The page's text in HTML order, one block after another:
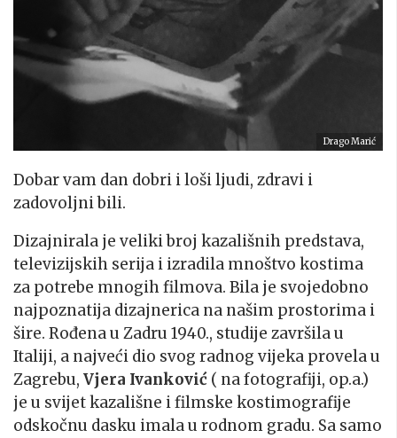
Drago Marić
Dobar vam dan dobri i loši ljudi, zdravi i
zadovoljni bili.
Dizajnirala je veliki broj kazališnih predstava,
televizijskih serija i izradila mnoštvo kostima
za potrebe mnogih filmova. Bila je svojedobno
najpoznatija dizajnerica na našim prostorima i
šire. Rođena u Zadru 1940., studije završila u
Italiji, a najveći dio svog radnog vijeka provela u
Zagrebu, Vjera Ivanković ( na fotografiji, op.a.)
je u svijet kazališne i filmske kostimografije
odskočnu dasku imala u rodnom gradu. Sa samo